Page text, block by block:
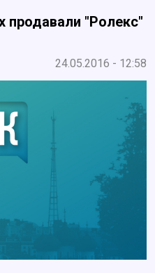
продавали "Ролекс"
24.05.2016 - 12:58